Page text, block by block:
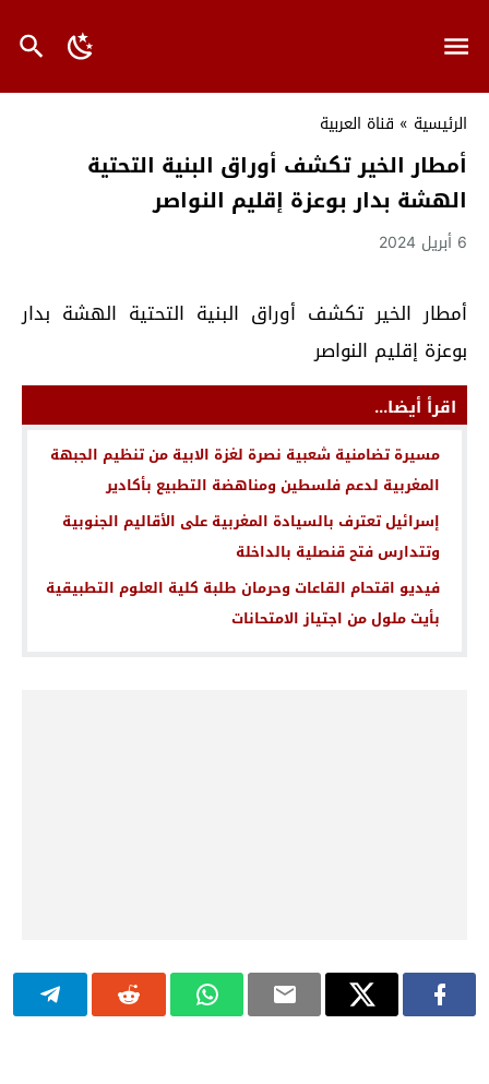
الرئيسية » قناة العربية
أمطار الخير تكشف أوراق البنية التحتية
الهشة بدار بوعزة إقليم النواصر
6 أبريل 2024
أمطار الخير تكشف أوراق البنية التحتية الهشة بدار
بوعزة إقليم النواصر
اقرأ أيضا...
مسيرة تضامنية شعبية نصرة لغزة الابية من تنظيم الجبهة
المغربية لدعم فلسطين ومناهضة التطبيع بأكادير
إسرائيل تعترف بالسيادة المغربية على الأقاليم الجنوبية
وتتدارس فتح قنصلية بالداخلة
فيديو اقتحام القاعات وحرمان طلبة كلية العلوم التطبيقية
بأيت ملول من اجتياز الامتحانات